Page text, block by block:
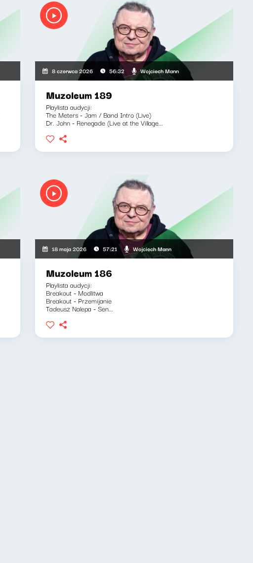
8 czerwca 2026 56:32 Wojciech Mann
Muzoleum 189
Playlista audycji:
The Meters - Jam / Band Intro (Live)
Dr. John - Renegade (Live at the Village...
18 maja 2026 57:21 Wojciech Mann
Muzoleum 186
Playlista audycji:
Breakout - Modlitwa
Breakout - Przemijanie
Tadeusz Nalepa - Sen...